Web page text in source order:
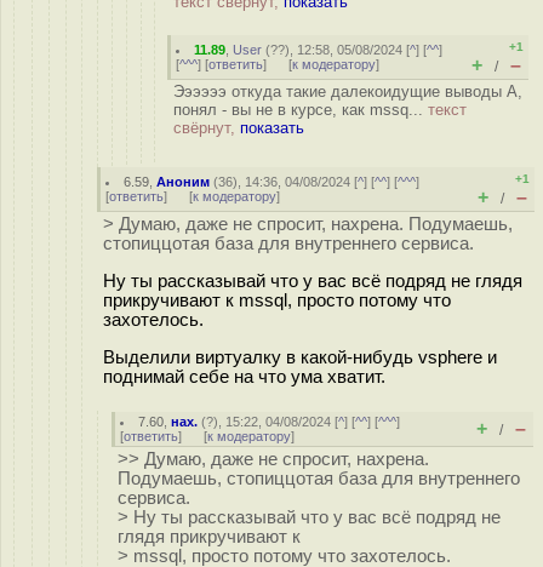
11.89 User (??), 12:58, 05/08/2024 [^] [^^]
[^^^] [ответить] [к модератору]
+1
+ / –
Ээээээ откуда такие далекоидущие выводы А,
понял - вы не в курсе, как mssq... текст
свёрнут, показать
6.59 ,Аноним (36), 14:36, 04/08/2024 [^] [^^] [^^^]
[ответить] [к модератору]
+1
+ / –
> Думаю, даже не спросит, нахрена. Подумаешь,
стопиццотая база для внутреннего сервиса.
Ну ты рассказывай что у вас всё подряд не глядя
прикручивают к mssql, просто потому что
захотелось.
Выделили виртуалку в какой-нибудь vsphere и
поднимай себе на что ума хватит.
7.60 ,нах. (?), 15:22, 04/08/2024 [^] [^^] [^^^]
[ответить] [к модератору] + / –
>> Думаю, даже не спросит, нахрена.
Подумаешь, стопиццотая база для внутреннего
сервиса.
> Ну ты рассказывай что у вас всё подряд не
глядя прикручивают к
> mssql, просто потому что захотелось.